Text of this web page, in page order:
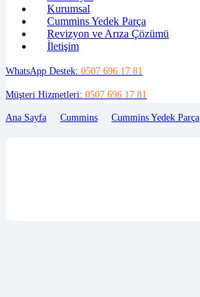
Kurumsal
Cummins Yedek Parça
Revizyon ve Arıza Çözümü
İletişim
WhatsApp Destek: 0507 696 17 81
Müşteri Hizmetleri: 0507 696 17 81
Ana Sayfa Cummins Cummins Yedek Parça